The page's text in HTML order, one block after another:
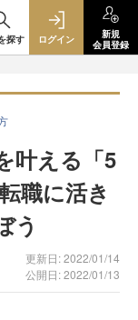
探す ログイン
新規
会員登録
叶える「5
職に活き
う
更新日: 2022/01/14
公開日: 2022/01/13